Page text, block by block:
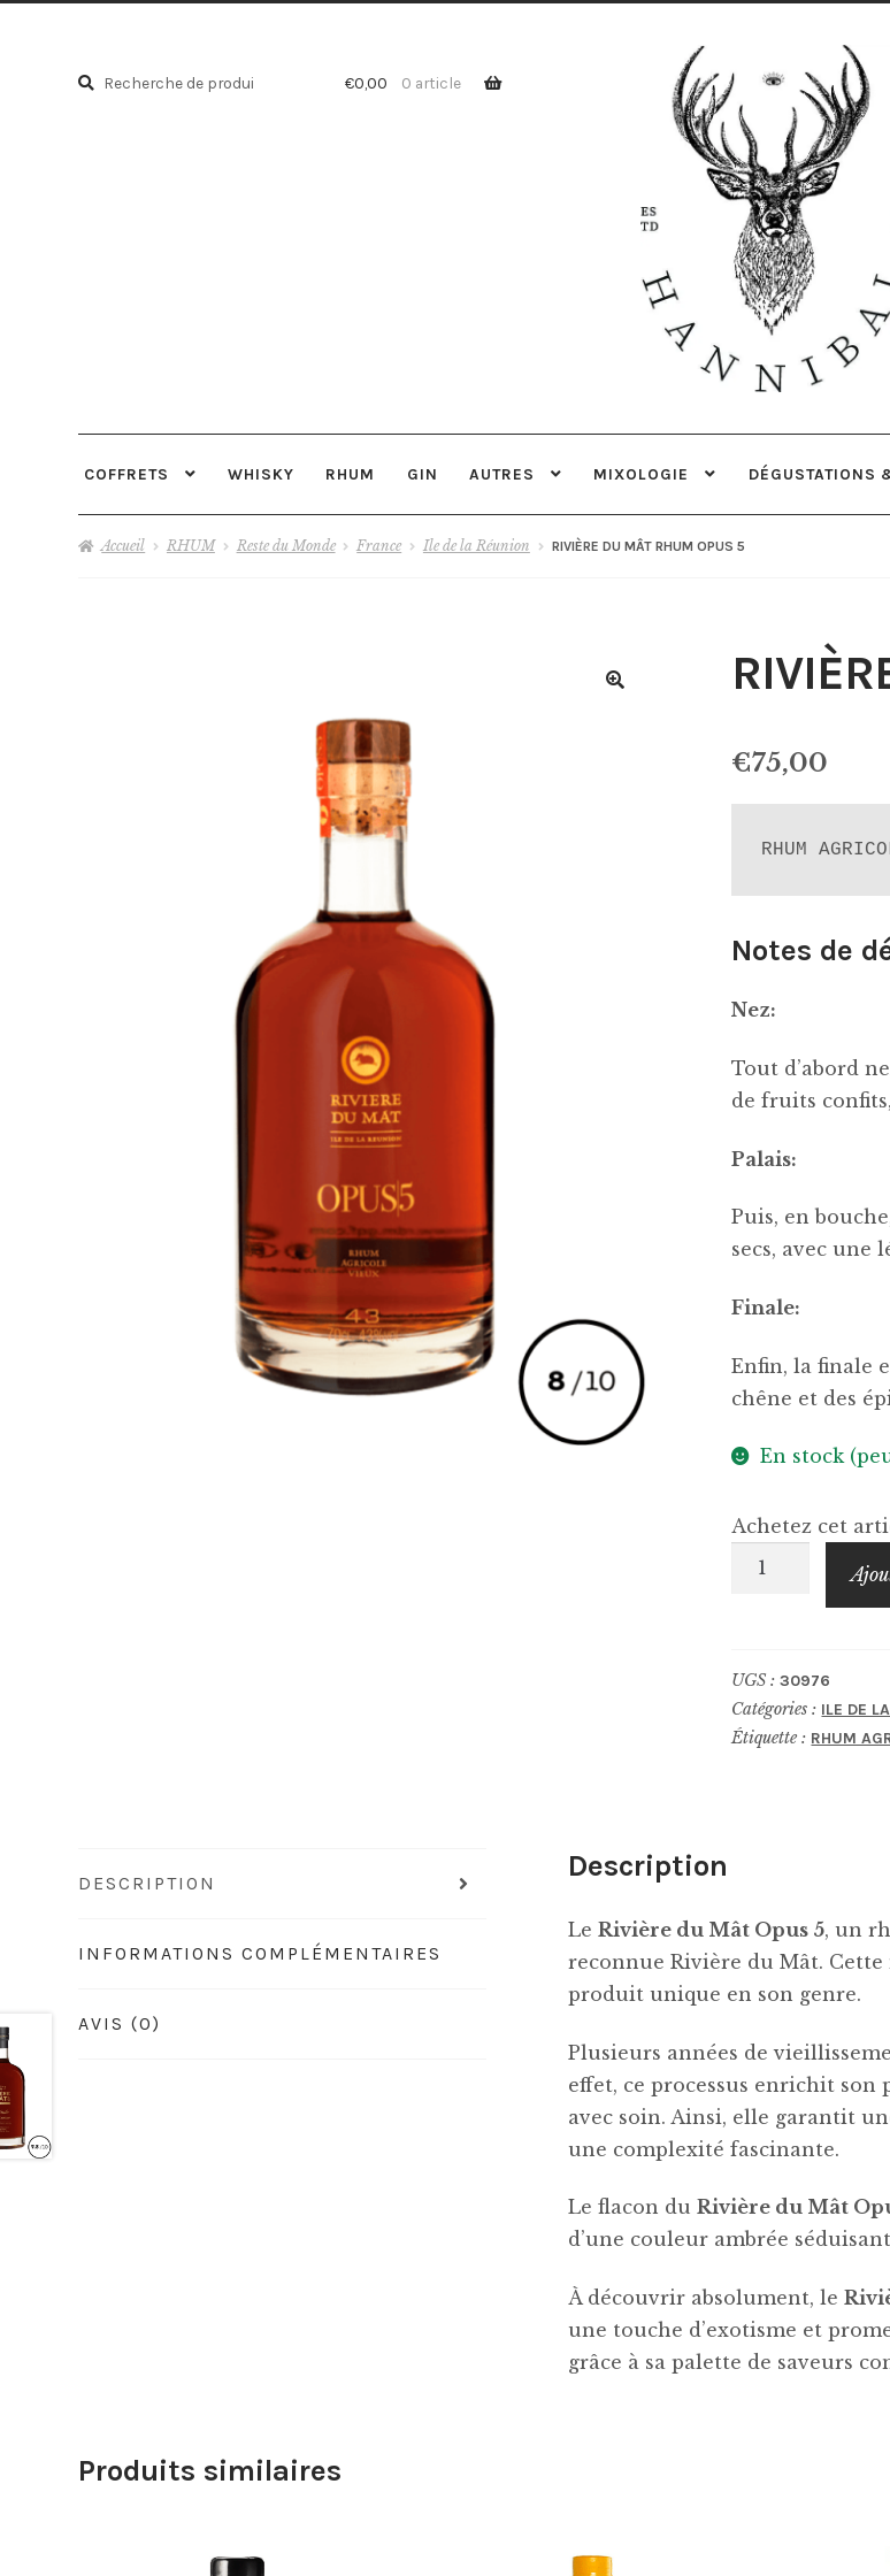
Recherche
Recherche
€0,00 0 article
COFFRETS WHISKY RHUM GIN AUTRES MIXOLOGIE DÉGUSTATIONS
Accueil RHUM Reste du Monde France Ile de la Réunion RIVIÈRE DU MÂT RHUM OPUS 5
€75,00
RHUM
Notes de
Nez:
Tout d’abord
de fruits
Palais:
Puis, en
secs, avec une
Finale:
Enfin, la finale
chêne et des
En stock
Achetez cet
quantité
MÂT
Rhum
Opus
UGS :30976
Catégories : ILE DE
Étiquette : RHUM
DESCRIPTION
INFORMATIONS COMPLÉMENTAIRES
AVIS (0)
Description
LeRivière du Mât Opus 5, un
reconnue Rivière du Mât.
produit unique en son genre.
Plusieurs années de
effet, ce processus enrichit
avec soin. Ainsi, elle garantit
une complexité fascinante.
Le flacon duRivière du Mât
d’une couleur ambrée
À découvrir absolument, le
une touche d’exotisme et
grâce à sa palette de saveurs
Produits similaires